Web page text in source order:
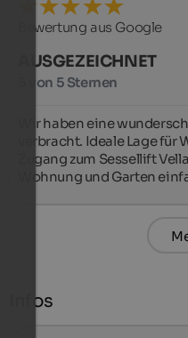
Bewertung aus Google
AUSGEZEICHNET
5 von 5 Sternen
Wir haben eine
verbracht. Ideale Lage
Zugang zum Sessellift
Wohnung und Garten
Infos